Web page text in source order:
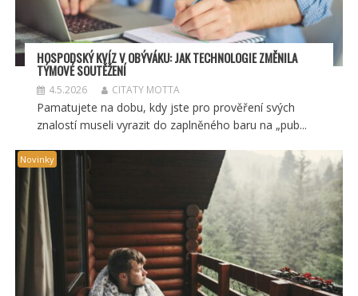
HOSPODSKÝKVÍZ V OBÝVÁKU: JAK TECHNOLOGIE ZMĚNILA
TÝMOVÉ SOUTĚŽENÍ
4.5.2026 CITATY MOTTA
Pamatujete na dobu, kdy jste pro prověření svých
znalostí museli vyrazit do zaplněného baru na „pub...
Novinky